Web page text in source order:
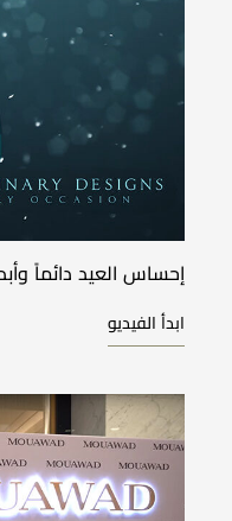
إحساس العيد دائماً
ابدأ الفيديو